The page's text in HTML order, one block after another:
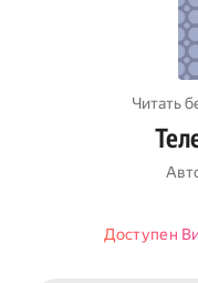
Читать
Доступен